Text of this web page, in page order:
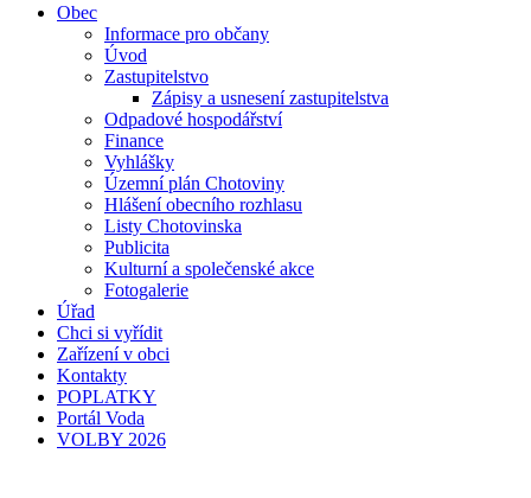
Obec
Informace pro občany
Úvod
Zastupitelstvo
Zápisy a usnesení zastupitelstva
Odpadové hospodářství
Finance
Vyhlášky
Územní plán Chotoviny
Hlášení obecního rozhlasu
Listy Chotovinska
Publicita
Kulturní a společenské akce
Fotogalerie
Úřad
Chci si vyřídit
Zařízení v obci
Kontakty
POPLATKY
Portál Voda
VOLBY 2026